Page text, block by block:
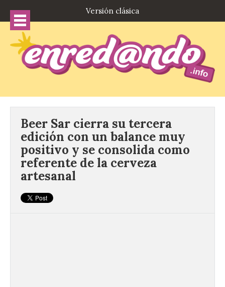
Versión clásica
Beer Sar cierra su tercera
edición con un balance muy
positivo y se consolida como
referente de la cerveza
artesanal